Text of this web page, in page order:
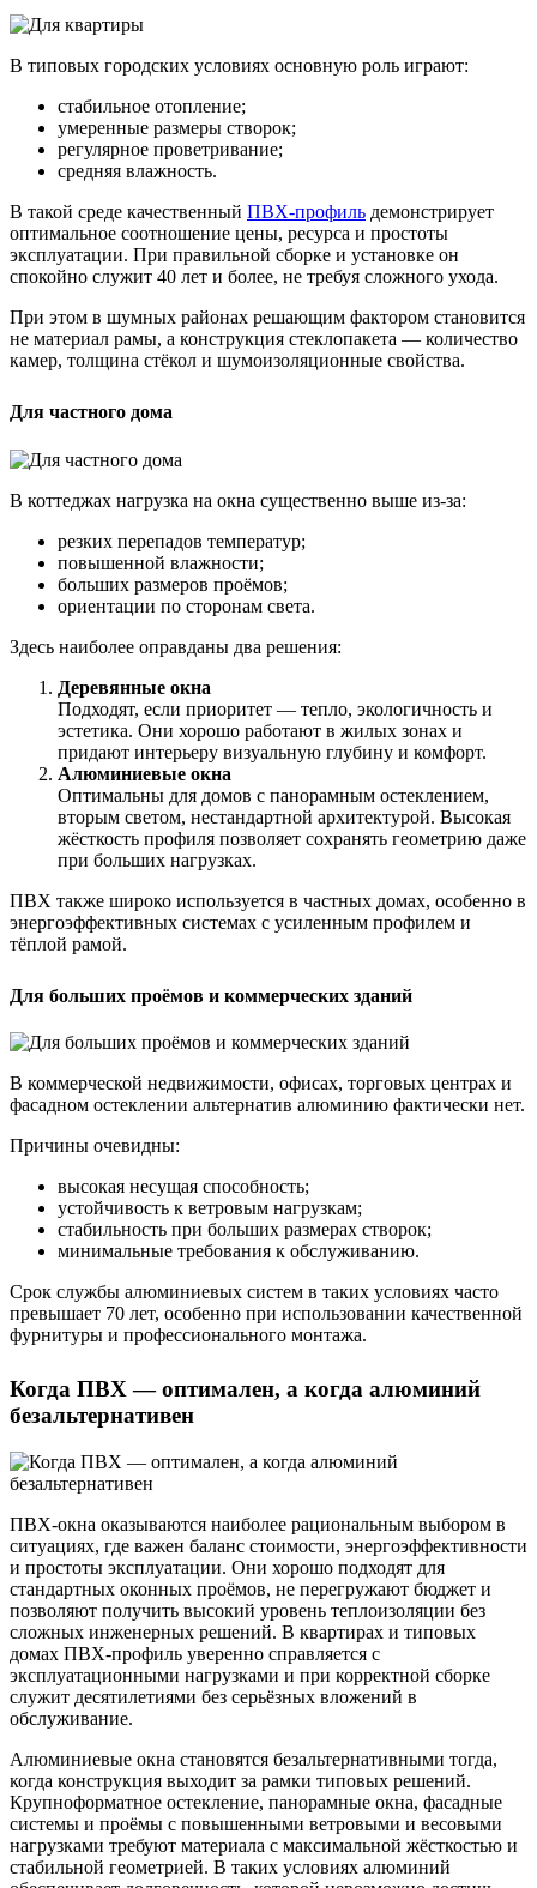
В типовых городских условиях основную роль играют:
стабильное отопление;
умеренные размеры створок;
регулярное проветривание;
средняя влажность.
В такой среде качественный ПВХ-профиль демонстрирует
оптимальное соотношение цены, ресурса и простоты
эксплуатации. При правильной сборке и установке он
спокойно служит 40 лет и более, не требуя сложного ухода.
При этом в шумных районах решающим фактором становится
не материал рамы, а конструкция стеклопакета — количество
камер, толщина стёкол и шумоизоляционные свойства.
Для частного дома
В коттеджах нагрузка на окна существенно выше из-за:
резких перепадов температур;
повышенной влажности;
больших размеров проёмов;
ориентации по сторонам света.
Здесь наиболее оправданы два решения:
Деревянные окна
Подходят, если приоритет — тепло, экологичность и
эстетика. Они хорошо работают в жилых зонах и
придают интерьеру визуальную глубину и комфорт.
Алюминиевые окна
Оптимальны для домов с панорамным остеклением,
вторым светом, нестандартной архитектурой. Высокая
жёсткость профиля позволяет сохранять геометрию даже
при больших нагрузках.
ПВХ также широко используется в частных домах, особенно в
энергоэффективных системах с усиленным профилем и
тёплой рамой.
Для больших проёмов и коммерческих зданий
В коммерческой недвижимости, офисах, торговых центрах и
фасадном остеклении альтернатив алюминию фактически нет.
Причины очевидны:
высокая несущая способность;
устойчивость к ветровым нагрузкам;
стабильность при больших размерах створок;
минимальные требования к обслуживанию.
Срок службы алюминиевых систем в таких условиях часто
превышает 70 лет, особенно при использовании качественной
фурнитуры и профессионального монтажа.
Когда ПВХ — оптимален, а когда алюминий
безальтернативен
ПВХ-окна оказываются наиболее рациональным выбором в
ситуациях, где важен баланс стоимости, энергоэффективности
и простоты эксплуатации. Они хорошо подходят для
стандартных оконных проёмов, не перегружают бюджет и
позволяют получить высокий уровень теплоизоляции без
сложных инженерных решений. В квартирах и типовых
домах ПВХ-профиль уверенно справляется с
эксплуатационными нагрузками и при корректной сборке
служит десятилетиями без серьёзных вложений в
обслуживание.
Алюминиевые окна становятся безальтернативными тогда,
когда конструкция выходит за рамки типовых решений.
Крупноформатное остекление, панорамные окна, фасадные
системы и проёмы с повышенными ветровыми и весовыми
нагрузками требуют материала с максимальной жёсткостью и
стабильной геометрией. В таких условиях алюминий